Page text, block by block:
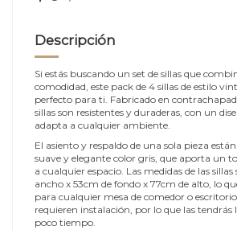
Descripción
Si estás buscando un set de sillas que
comodidad, este pack de 4 sillas de estilo
perfecto para ti. Fabricado en
sillas son resistentes y duraderas, con un
adapta a cualquier ambiente.
El asiento y respaldo de una sola pieza
suave y elegante color gris, que aporta un
a cualquier espacio. Las medidas de las sillas
ancho x 53cm de fondo x 77cm de alto, lo
para cualquier mesa de comedor o
requieren instalación, por lo que las tendrás
poco tiempo.